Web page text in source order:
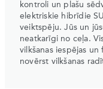
kontroli un plašu
elektriskie hibrīdie
veiktspēju. Jūs un
neatkarīgi no ceļa.
vilkšanas iespējas
novērst vilkšanas